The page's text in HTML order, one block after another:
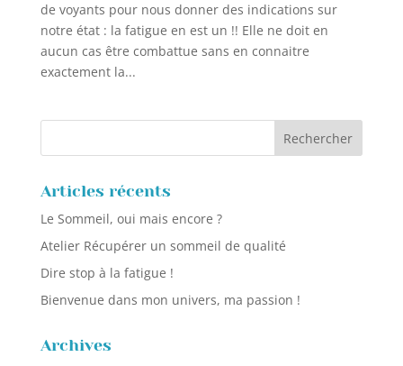
de voyants pour nous donner des indications sur
notre état : la fatigue en est un !! Elle ne doit en
aucun cas être combattue sans en connaitre
exactement la...
Articles récents
Le Sommeil, oui mais encore ?
Atelier Récupérer un sommeil de qualité
Dire stop à la fatigue !
Bienvenue dans mon univers, ma passion !
Archives